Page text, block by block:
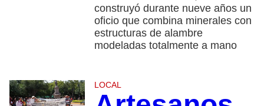
construyó durante nueve años un
oficio que combina minerales con
estructuras de alambre
modeladas totalmente a mano
LOCAL